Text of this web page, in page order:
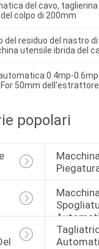
del cavo,
colpo di 200mm
del residuo del nastro
utensile ibrida del
0.4mp-
50mm dell'estrattore
popolari
Cavo